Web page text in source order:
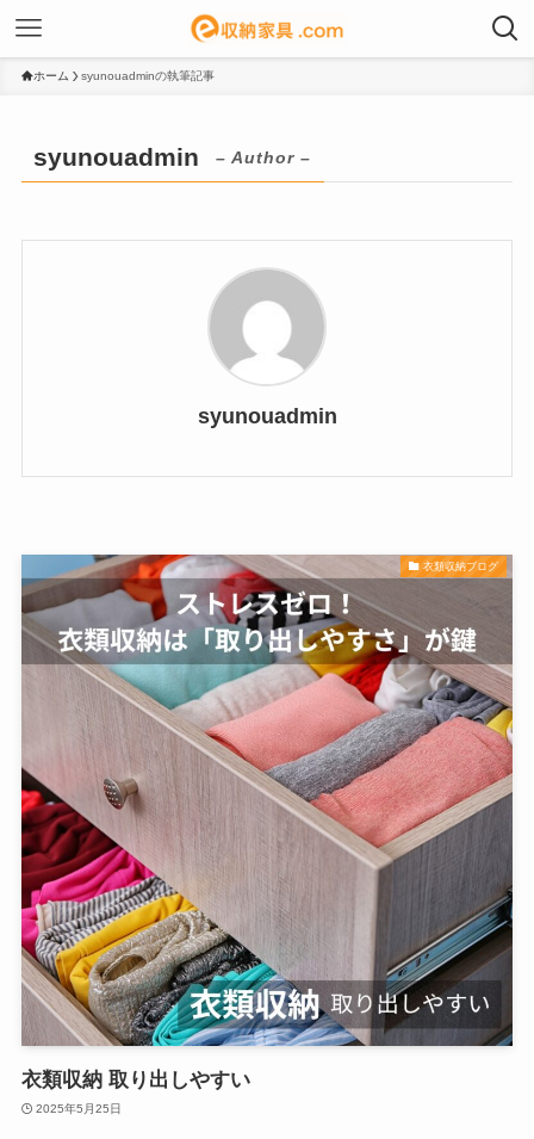
ホーム syunouadminの執筆記事
syunouadmin – Author –
syunouadmin
衣類収納ブログ
衣類収納 取り出しやすい
2025年5月25日